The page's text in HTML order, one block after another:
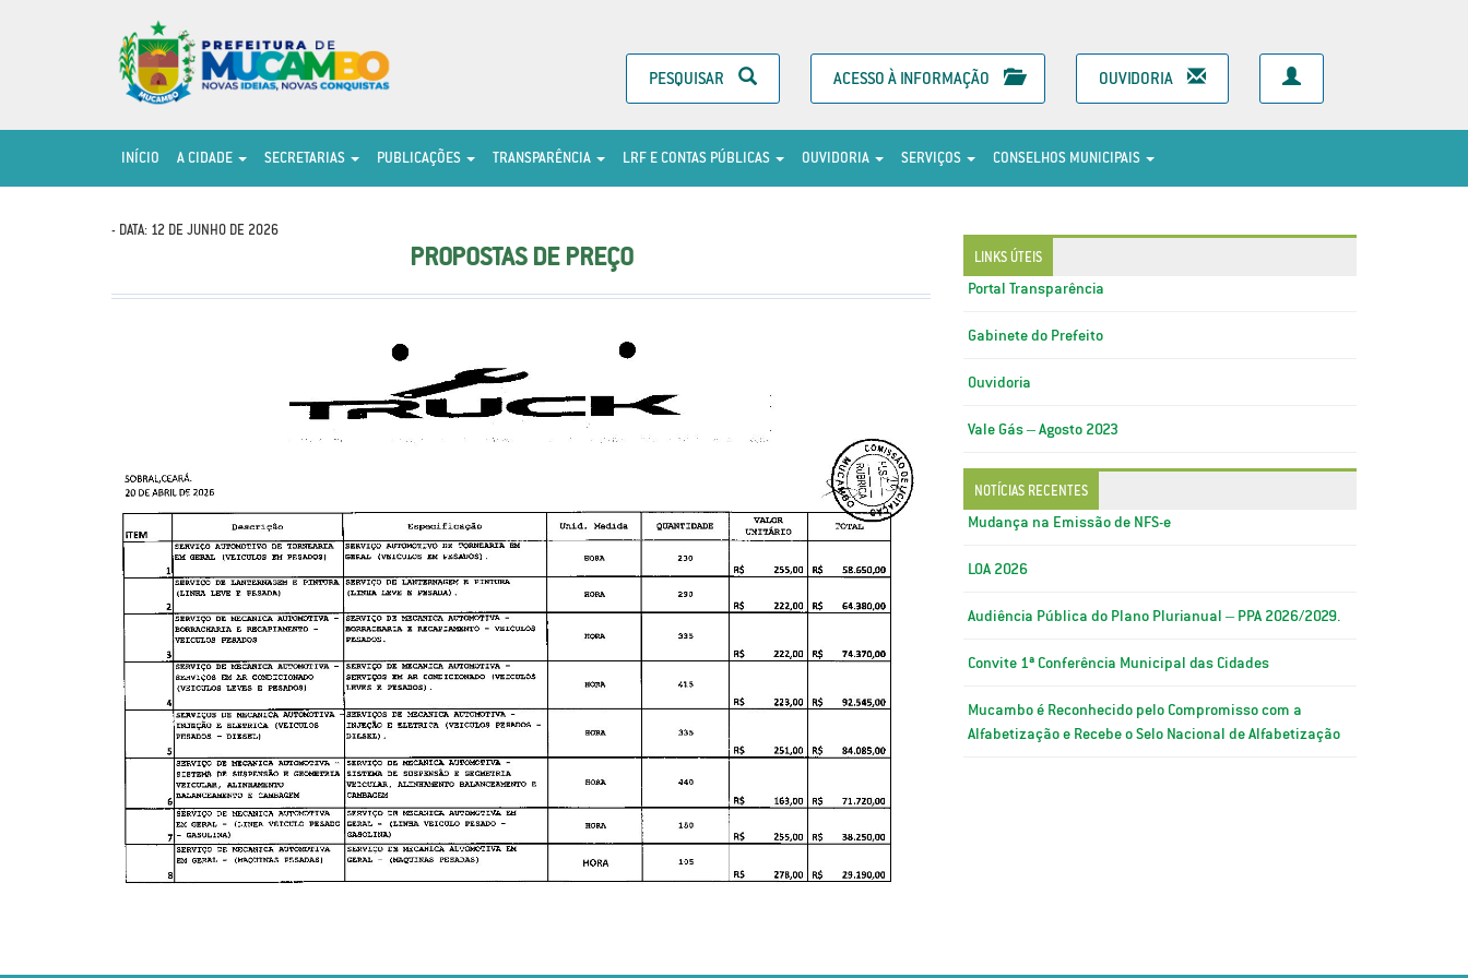
PESQUISAR ACESSO À INFORMAÇÃO OUVIDORIA
INÍCIO A CIDADE SECRETARIAS PUBLICAÇÕES TRANSPARÊNCIA LRF E CONTAS PÚBLICAS OUVIDORIA SERVIÇOS CONSELHOS MUNICIPAIS
- DATA: 12 DE JUNHO DE 2026
PROPOSTAS DE PREÇO LINKS ÚTEIS
Portal Transparência
Gabinete do Prefeito
Ouvidoria
Vale Gás – Agosto 2023
NOTÍCIAS RECENTES
Mudança na Emissão de NFS-e
LOA 2026
Audiência Pública do Plano Plurianual – PPA 2026/2029.
Convite 1ª Conferência Municipal das Cidades
Mucambo é Reconhecido pelo Compromisso com a
Alfabetização e Recebe o Selo Nacional de Alfabetização